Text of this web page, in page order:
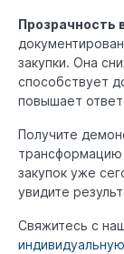
Прозрачность
закупки. Она
способствует
повышает
Получите
трансформацию
закупок уже
увидите
Свяжитесь с